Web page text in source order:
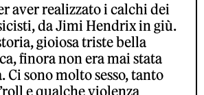
aver realizzato i calchi dei
da Jimi Hendrix in giù.
gioiosa triste bella
finora non era mai stata
Ci sono molto sesso, tanto
e qualche violenza